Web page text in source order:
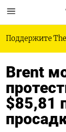
Поддержите
Brent
$85,81